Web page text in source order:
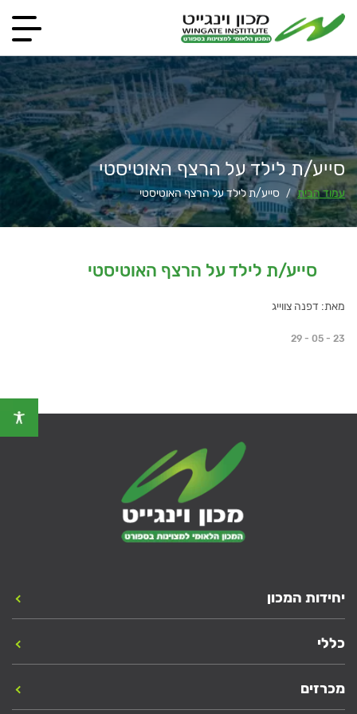
סייע/ת לילד על הרצף האוטיסטי
עמוד הבית / סייע/ת לילד על הרצף האוטיסטי
סייע/ת לילד על הרצף האוטיסטי
מאת: דפנה צווייג
29 - 05 - 23
יחידות המכון
כללי
מכרזים